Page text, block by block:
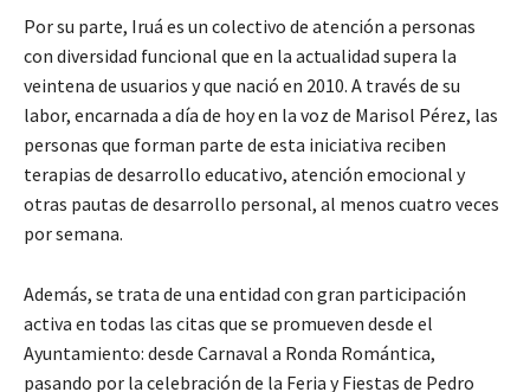
Por su parte, Iruá es un colectivo de atención a personas
con diversidad funcional que en la actualidad supera la
veintena de usuarios y que nació en 2010. A través de su
labor, encarnada a día de hoy en la voz de Marisol Pérez, las
personas que forman parte de esta iniciativa reciben
terapias de desarrollo educativo, atención emocional y
otras pautas de desarrollo personal, al menos cuatro veces
por semana.
Además, se trata de una entidad con gran participación
activa en todas las citas que se promueven desde el
Ayuntamiento: desde Carnaval a Ronda Romántica,
pasando por la celebración de la Feria y Fiestas de Pedro